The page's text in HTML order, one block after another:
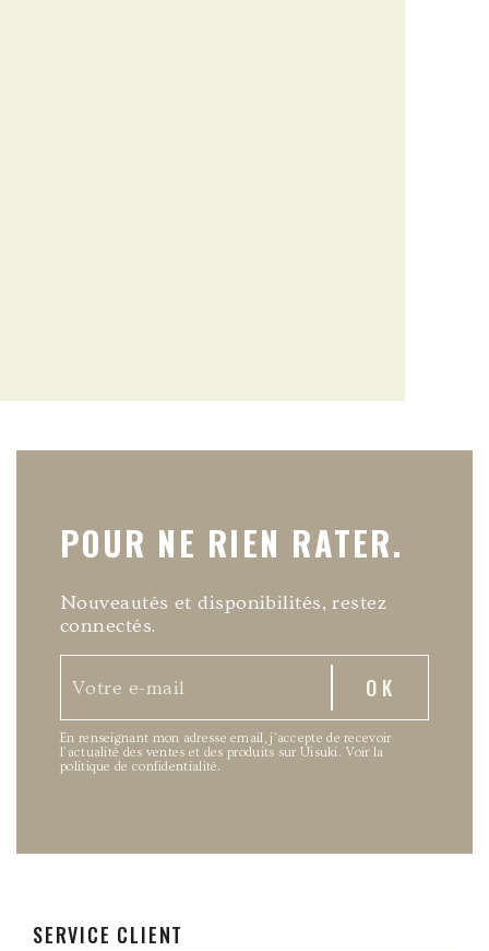
SERVICE CLIENT
POUR NE RIEN RATER.
Nouveautés et disponibilités, restez
connectés.
En renseignant mon adresse email, j’accepte de recevoir
l’actualité des ventes et des produits sur Uisuki. Voir la
politique de confidentialité.